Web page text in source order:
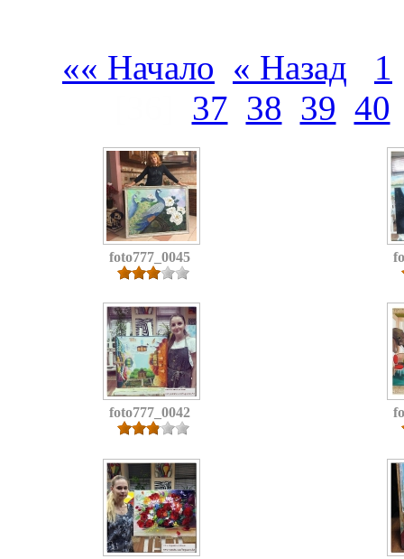
«« Начало « Назад
1
37 38 39 40
foto777_0045
foto777_0042